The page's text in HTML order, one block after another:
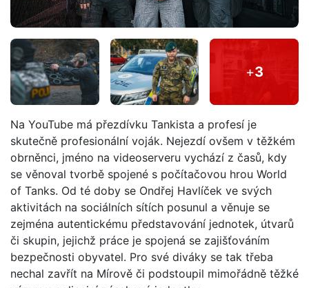
+3
Na YouTube má přezdívku Tankista a profesí je
skutečně profesionální voják. Nejezdí ovšem v těžkém
obrněnci, jméno na videoserveru vychází z časů, kdy
se věnoval tvorbě spojené s počítačovou hrou World
of Tanks. Od té doby se Ondřej Havlíček ve svých
aktivitách na sociálních sítích posunul a věnuje se
zejména autentickému představování jednotek, útvarů
či skupin, jejichž práce je spojená se zajišťováním
bezpečnosti obyvatel. Pro své diváky se tak třeba
nechal zavřít na Mírově či podstoupil mimořádně těžké